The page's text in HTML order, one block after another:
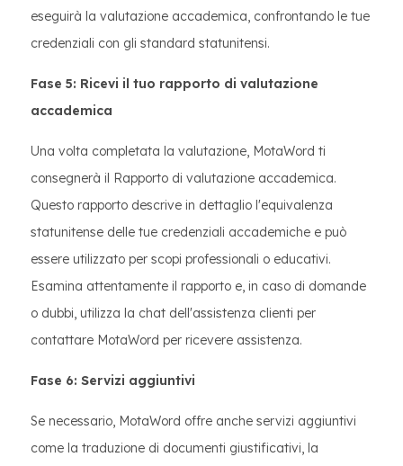
eseguirà la valutazione accademica, confrontando le tue
credenziali con gli standard statunitensi.
Fase 5: Ricevi il tuo rapporto di valutazione
accademica
Una volta completata la valutazione, MotaWord ti
consegnerà il Rapporto di valutazione accademica.
Questo rapporto descrive in dettaglio l'equivalenza
statunitense delle tue credenziali accademiche e può
essere utilizzato per scopi professionali o educativi.
Esamina attentamente il rapporto e, in caso di domande
o dubbi, utilizza la chat dell'assistenza clienti per
contattare MotaWord per ricevere assistenza.
Fase 6: Servizi aggiuntivi
Se necessario, MotaWord offre anche servizi aggiuntivi
come la traduzione di documenti giustificativi, la